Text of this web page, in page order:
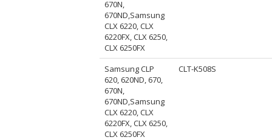
670N,
670ND,Samsung
CLX 6220, CLX
6220FX, CLX 6250,
CLX 6250FX
Samsung CLP
620, 620ND, 670,
670N,
670ND,Samsung
CLX 6220, CLX
6220FX, CLX 6250,
CLX 6250FX
CLT-K508S